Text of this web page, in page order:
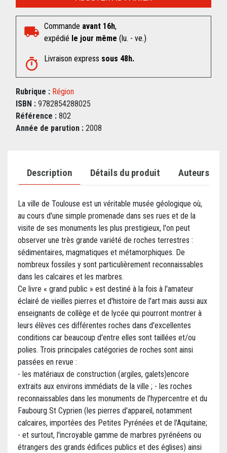
Commande avant 16h,
expédié le jour même (lu. - ve.)
Livraison express sous 48h.
Rubrique : Région
ISBN : 9782854288025
Référence : 802
Année de parution : 2008
Description Détails du produit Auteurs
La ville de Toulouse est un véritable musée géologique où,
au cours d'une simple promenade dans ses rues et de la
visite de ses monuments les plus prestigieux, l'on peut
observer une très grande variété de roches terrestres :
sédimentaires, magmatiques et métamorphiques. De
nombreux fossiles y sont particulièrement reconnaissables
dans les calcaires et les marbres.
Ce livre « grand public » est destiné à la fois à l'amateur
éclairé de vieilles pierres et d'histoire de l'art mais aussi aux
enseignants de collège et de lycée qui pourront montrer à
leurs élèves ces différentes roches dans d'excellentes
conditions car beaucoup d'entre elles sont taillées et/ou
polies. Trois principales catégories de roches sont ainsi
passées en revue :
- les matériaux de construction (argiles, galets)encore
extraits aux environs immédiats de la ville ; - les roches
reconnaissables dans les monuments de l'hypercentre et du
Faubourg St Cyprien (les pierres d'appareil, notamment
calcaires, importées des Petites Pyrénées et de l'Aquitaine;
- et surtout, l'incroyable gamme de marbres pyrénéens ou
étrangers des grands édifices publics et des églises) ainsi